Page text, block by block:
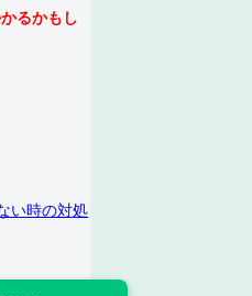
るかもし
い時の対処